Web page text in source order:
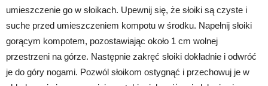
umieszczenie go w słoikach. Upewnij się, że słoiki są czyste i
suche przed umieszczeniem kompotu w środku. Napełnij słoiki
gorącym kompotem, pozostawiając około 1 cm wolnej
przestrzeni na górze. Następnie zakręć słoiki dokładnie i odwróć
je do góry nogami. Pozwól słoikom ostygnąć i przechowuj je w